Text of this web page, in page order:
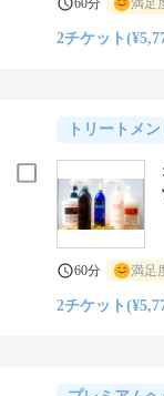
60分 満足
2チケット
トリートメン
60分 満足
2チケット